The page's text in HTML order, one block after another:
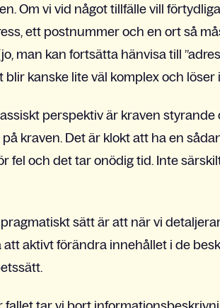
Om vi vid något tillfälle vill
ett postnummer och en ort så
man kan fortsätta hänvisa till
blir kanske lite väl komplex och
perspektiv är kraven
på kraven. Det är klokt att ha en
fel och det tar onödig tid. Inte
sätt är att när vi
att aktivt förändra innehållet i de